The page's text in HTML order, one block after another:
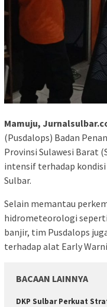
Mamuju,
(Pusdalops) Badan
Provinsi Sulawesi Barat
intensif terhadap
Sulbar.
Selain memantau
hidrometeorologi
banjir, tim Pusdalops
terhadap alat Early
BACAAN LAINNYA
DKP Sulbar Perkuat